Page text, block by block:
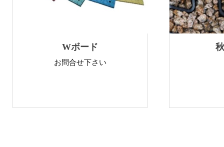
Wボード
お問合せ下さい